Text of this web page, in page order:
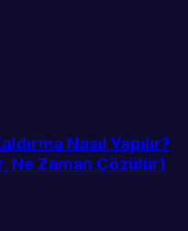
Nasıl Yapılır?
Ne Zaman Çözülür)